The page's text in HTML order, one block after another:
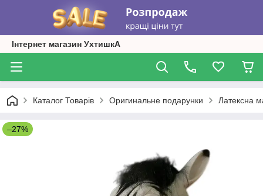
Інтернет магазин УхтишкА
Каталог Товарів Оригинальне подарунки Латексна
–27%